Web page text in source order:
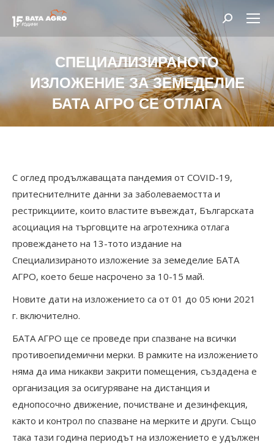
Search:
СПЕЦИАЛИЗИРАНОТО
ИЗЛОЖЕНИЕ ЗА ЗЕМЕДЕЛИЕ
БАТА АГРО СЕ ОТЛАГА
You are here:
С оглед продължаващата пандемия от COVID-19,
притеснителните данни за заболеваемостта и
рестрикциите, които властите въвеждат, Българската
асоциация на търговците на агротехника отлага
провеждането на 13-тото издание на
Специализираното изложение за земеделие БАТА
АГРО, което беше насрочено за 10-15 май.
Новите дати на изложението са от 01 до 05 юни 2021
г. включително.
БАТА АГРО ще се проведе при спазване на всички
противоепидемични мерки. В рамките на изложението
няма да има никакви закрити помещения, създадена е
организация за осигуряване на дистанция и
еднопосочно движение, почистване и дезинфекция,
както и контрол по спазване на мерките и други. Също
така тази година периодът на изложението е удължен